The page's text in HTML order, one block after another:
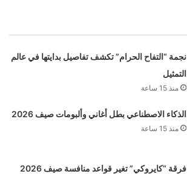
نجمة “التفاح الحرام” تكشف تفاصيل بدايتها في عالم
التمثيل
منذ 15 ساعة
الذكاء الاصطناعي بطل أغاني وألبومات صيف 2026
منذ 15 ساعة
فرقة “كايروكي” تغير قواعد منافسة صيف 2026